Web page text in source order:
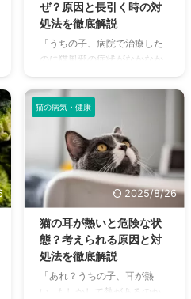
るための宿選びのポイント
や、旅行中の注意点、そし
て、数ある宿の中から特にお
介します。 この記事の結論 宿
選びでは、ペットの種類やサ
イズ、同伴可能 ...
ぜ？原因と長引く時の対
処法を徹底解説
「うちの子、病院で治療した
のに猫風邪の症状がなかなか
治らない…」「何度もくしゃ
みや鼻水が出るけど、これっ
て本当に猫風邪？」 愛猫が猫
たり再発を繰り返したりする
と、飼い主さんはとても心配
になりますよね。 猫風邪は、
適切な治療を行えば比較的早
く回復しますが、慢性化して
しまうケースも少なくありま
せん。 この記事では、猫風邪
が長引く原因と、自宅ででき
るケア方法、そして病院での
治療法を詳しく解説します。
猫の病気・健康
2025/8/26
猫の耳が熱いと危険な状
態？考えられる原因と対
処法を徹底解説
「あれ？うちの子、耳が熱
い…もしかして熱があるのか